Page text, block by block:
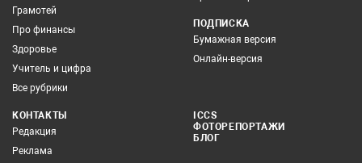
Грамотей
Про финансы
Здоровье
Учитель и цифра
Все рубрики
ПОДПИСКА
Бумажная версия
Онлайн-версия
КОНТАКТЫ
Редакция
Реклама
ICCS
ФОТОРЕПОРТАЖИ
БЛОГ